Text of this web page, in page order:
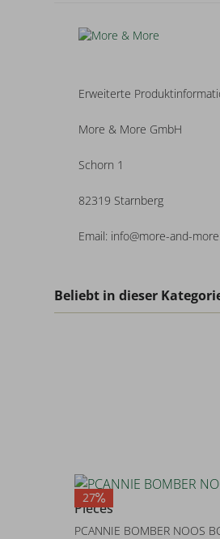
Erweiterte
More & More GmbH
Schorn 1
82319 Starnberg
Email: info@more-and-
Beliebt in dieser
27
Pieces
PCANNIE BOMBER NOOS